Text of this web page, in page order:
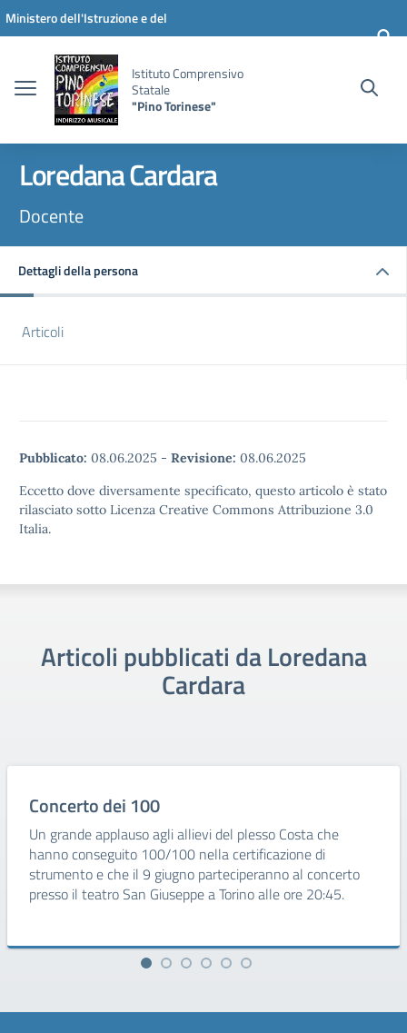
Vai ai contenuti
Vai al menu di navigazione
Vai al footer
Ministero dell'Istruzione e del
Istituto Comprensivo
Statale
"Pino Torinese"
Loredana Cardara
Docente
Dettagli della persona
Articoli
Pubblicato: 08.06.2025 - Revisione: 08.06.2025
Eccetto dove diversamente specificato, questo articolo è stato
rilasciato sotto Licenza Creative Commons Attribuzione 3.0
Italia.
Articoli pubblicati da Loredana
Cardara
Concerto dei 100
Un grande applauso agli allievi del plesso Costa che
hanno conseguito 100/100 nella certificazione di
strumento e che il 9 giugno parteciperanno al concerto
presso il teatro San Giuseppe a Torino alle ore 20:45.